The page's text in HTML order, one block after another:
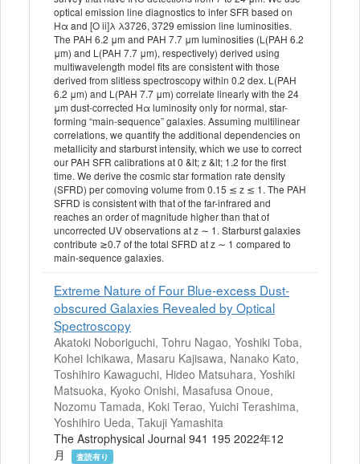
optical emission line diagnostics to infer SFR based on
Hα and [O ii]λ λ3726, 3729 emission line luminosities.
The PAH 6.2 μm and PAH 7.7 μm luminosities (L(PAH 6.2
μm) and L(PAH 7.7 μm), respectively) derived using
multiwavelength model fits are consistent with those
derived from slitless spectroscopy within 0.2 dex. L(PAH
6.2 μm) and L(PAH 7.7 μm) correlate linearly with the 24
μm dust-corrected Hα luminosity only for normal, star-
forming “main-sequence” galaxies. Assuming multilinear
correlations, we quantify the additional dependencies on
metallicity and starburst intensity, which we use to correct
our PAH SFR calibrations at 0 &lt; z &lt; 1.2 for the first
time. We derive the cosmic star formation rate density
(SFRD) per comoving volume from 0.15 ≲ z ≲ 1. The PAH
SFRD is consistent with that of the far-infrared and
reaches an order of magnitude higher than that of
uncorrected UV observations at z ∼ 1. Starburst galaxies
contribute ≳0.7 of the total SFRD at z ∼ 1 compared to
main-sequence galaxies.
Extreme Nature of Four Blue-excess Dust-
obscured Galaxies Revealed by Optical
Spectroscopy
Akatoki Noboriguchi, Tohru Nagao, Yoshiki Toba,
Kohei Ichikawa, Masaru Kajisawa, Nanako Kato,
Toshihiro Kawaguchi, Hideo Matsuhara, Yoshiki
Matsuoka, Kyoko Onishi, Masafusa Onoue,
Nozomu Tamada, Koki Terao, Yuichi Terashima,
Yoshihiro Ueda, Takuji Yamashita
The Astrophysical Journal 941 195 2022年12
月
査読有り